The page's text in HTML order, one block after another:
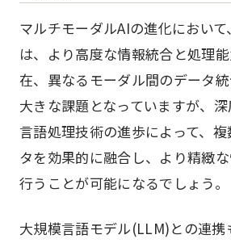
マルチモーダルAIの進化におい
は、より高度な情報統合と処理
在、異なるモーダル間のデータ
大きな課題となっていますが、
言語処理技術の進歩によって、
タを効果的に融合し、より精緻
行うことが可能になるでしょう。
大規模言語モデル(LLM)との連携